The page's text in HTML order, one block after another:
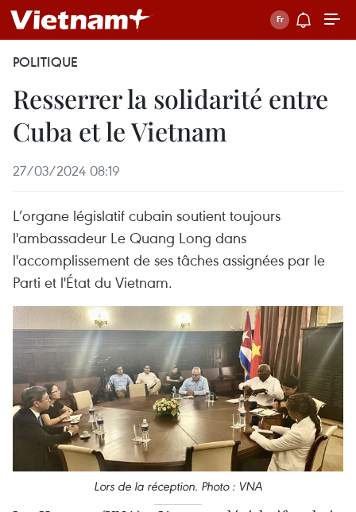
POLITIQUE
Resserrer la solidarité entre
Cuba et le Vietnam
27/03/2024 08:19
L’organe législatif cubain soutient toujours
l'ambassadeur Le Quang Long dans
l'accomplissement de ses tâches assignées par le
Parti et l'État du Vietnam.
Lors de la réception. Photo : VNA